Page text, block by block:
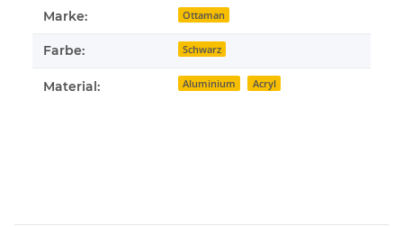
Marke: Ottaman
Farbe: Schwarz
Material: Aluminium Acryl